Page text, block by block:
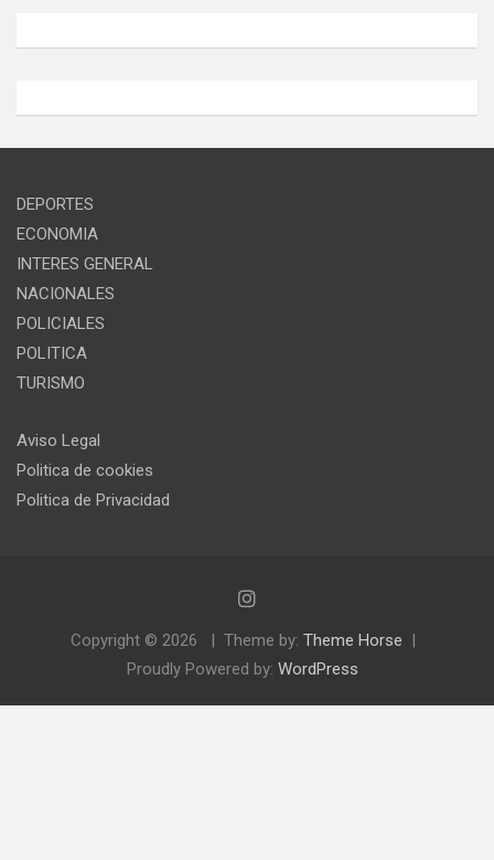
DEPORTES
ECONOMIA
INTERES GENERAL
NACIONALES
POLICIALES
POLITICA
TURISMO
Aviso Legal
Politica de cookies
Politica de Privacidad
Copyright © 2026 Theme by: Theme Horse
Proudly Powered by: WordPress